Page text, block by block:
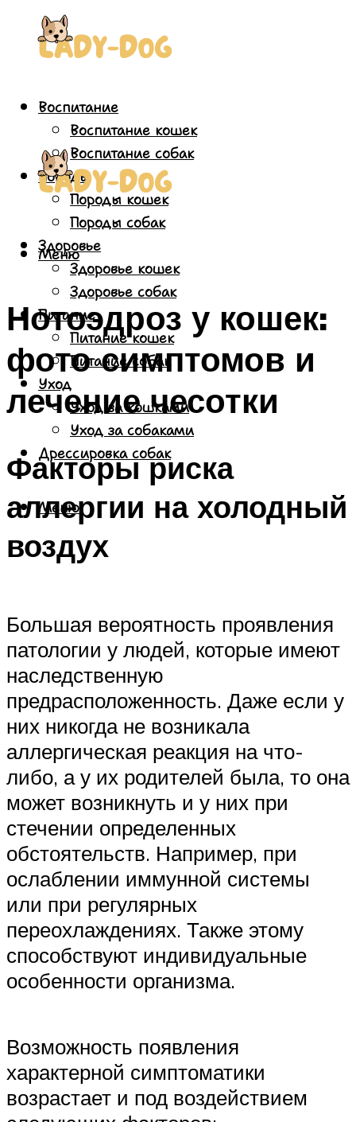
Воспитание
Воспитание кошек
Воспитание собак
Породы
Породы кошек
Породы собак
Здоровье
Здоровье кошек
Здоровье собак
Питание
Питание кошек
Питание собак
Уход
Уход за кошками
Уход за собаками
Дрессировка собак
Меню
Меню
Нотоэдроз у кошек:
фото симптомов и
лечение чесотки
Факторы риска
аллергии на холодный
воздух
Большая вероятность проявления
патологии у людей, которые имеют
наследственную
предрасположенность. Даже если у
них никогда не возникала
аллергическая реакция на что-
либо, а у их родителей была, то она
может возникнуть и у них при
стечении определенных
обстоятельств. Например, при
ослаблении иммунной системы
или при регулярных
переохлаждениях. Также этому
способствуют индивидуальные
особенности организма.
Возможность появления
характерной симптоматики
возрастает и под воздействием